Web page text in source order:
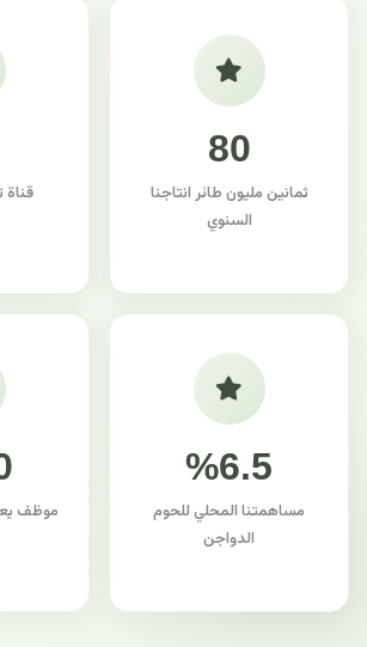
80
ثمانين مليون طائر انتاجنا
السنوي
%6.5
مساهمتنا المحلي للحوم
الدواجن
موظف